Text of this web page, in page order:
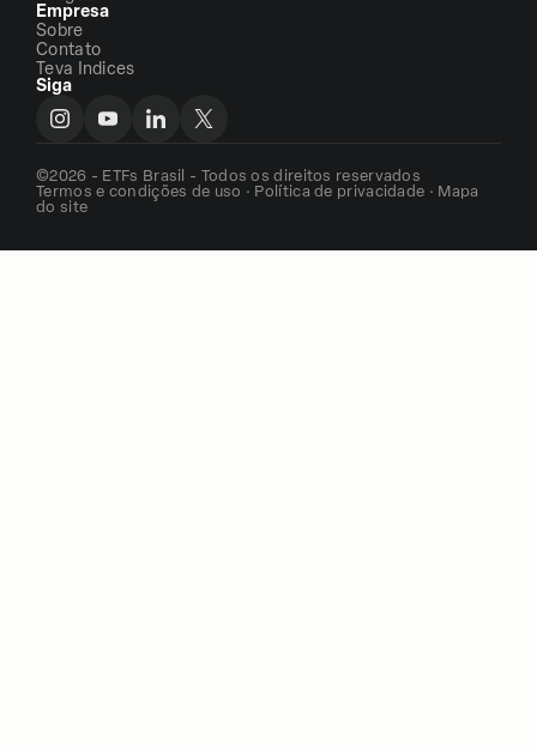
Empresa
Sobre
Contato
Teva Indices
Siga
©2026 - ETFs Brasil - Todos os direitos reservados
Termos e condições de uso · Política de privacidade · Mapa
do site